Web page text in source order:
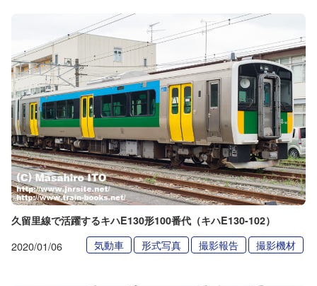
久留里線で活躍するキハE130形100番代（キハE130-102）
2020/01/06 気動車 形式写真 撮影報告 撮影機材